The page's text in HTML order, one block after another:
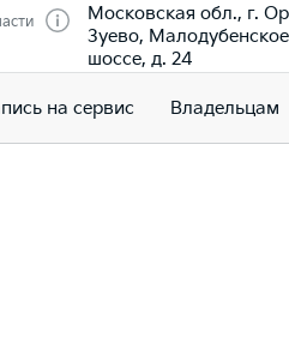
Московская обл., г.
Зуево, Малодубенское
шоссе, д. 24
на сервис Владельцам